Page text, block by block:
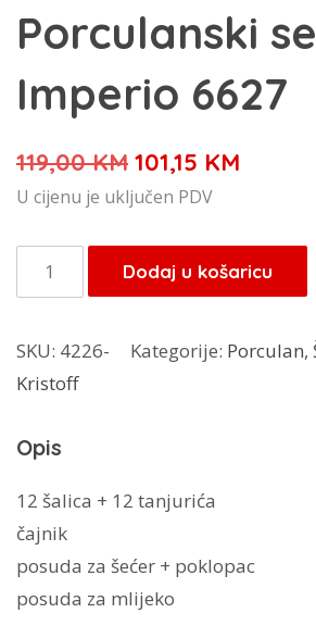
Porculanski
Imperio 6627
119,00KM Izvorna
cijena
je:
119,00 KM.
101,15 KM
101,15
U cijenu je uključen PDV
Porculanski
set
6627
količina
Dodaj u košaricu
SKU: 4226- Kategorije: Porculan,
Kristoff
Opis
12 šalica + 12 tanjurića
čajnik
posuda za šećer + poklopac
posuda za mlijeko